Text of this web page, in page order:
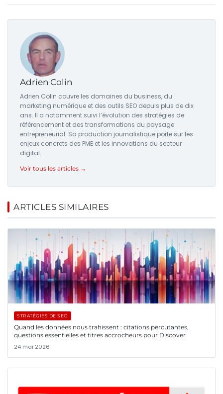
Adrien Colin
Adrien Colin couvre les domaines du business, du
marketing numérique et des outils SEO depuis plus de dix
ans. Il a notamment suivi l’évolution des stratégies de
référencement et des transformations du paysage
entrepreneurial. Sa production journalistique porte sur les
enjeux concrets des PME et les innovations du secteur
digital.
Voir tous les articles →
ARTICLES SIMILAIRES
STRATÉGIES DE SEO
Quand les données nous trahissent : citations percutantes,
questions essentielles et titres accrocheurs pour Discover
24 mai 2026